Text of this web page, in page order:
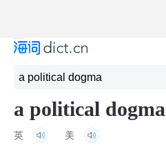
a political dogma
英 美